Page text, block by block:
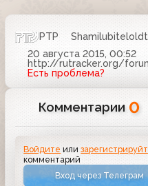
РТР
20 августа 2015, 00:52
http://rutracker.org/
Есть проблема?
Комментарии 0
Войдите или
комментарий
Вход через Телеграм